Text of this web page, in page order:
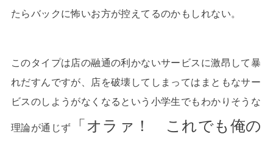
たらバックに怖いお方が控えてるのかもしれない。
このタイプは店の融通の利かないサービスに激昂して暴
れだすんですが、店を破壊してしまってはまともなサー
ビスのしようがなくなるという小学生でもわかりそうな
理論が通じず
「オラァ！ これでも俺の